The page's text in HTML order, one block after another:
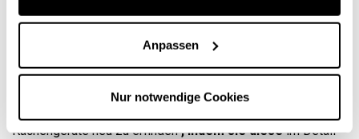
Anpassen
Nur notwendige Cookies
Über THAT! inventions
Küchengeräte neu zu erfinden, indem sie dieseim Detail